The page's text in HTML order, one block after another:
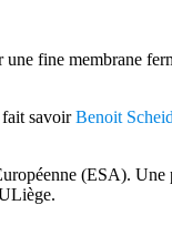
fine membrane
fait savoirBenoit Scheid
(ESA).